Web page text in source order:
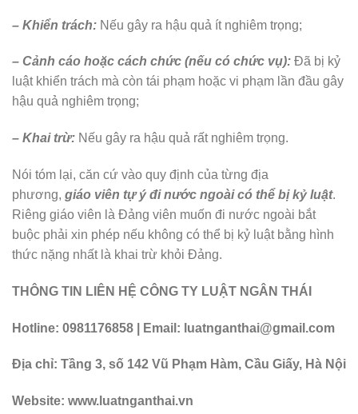
– Khiển trách: Nếu gây ra hậu quả ít nghiêm trọng;
– Cảnh cáo hoặc cách chức (nếu có chức vụ): Đã bị kỷ
luật khiển trách mà còn tái phạm hoặc vi phạm lần đầu gây
hậu quả nghiêm trọng;
– Khai trừ: Nếu gây ra hậu quả rất nghiêm trọng.
Nói tóm lại, căn cứ vào quy định của từng địa
phương, giáo viên tự ý đi nước ngoài có thể bị kỷ luật.
Riêng giáo viên là Đảng viên muốn đi nước ngoài bắt
buộc phải xin phép nếu không có thể bị kỷ luật bằng hình
thức nặng nhất là khai trừ khỏi Đảng.
THÔNG TIN LIÊN HỆ CÔNG TY LUẬT NGÂN THÁI
Hotline: 0981176858 | Email: luatnganthai@gmail.com
Địa chỉ: Tầng 3, số 142 Vũ Phạm Hàm, Cầu Giấy, Hà Nội
Website: www.luatnganthai.vn